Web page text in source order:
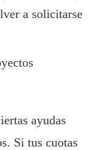
a solicitarse
ayudas
Si tus cuotas